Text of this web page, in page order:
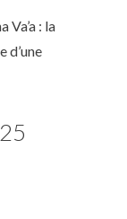
Va’a : la
d’une